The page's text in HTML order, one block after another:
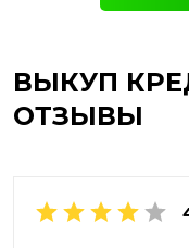
ВЫКУП
ОТЗЫВЫ